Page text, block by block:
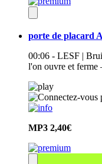
porte de placard
00:06 - LESF |
l'on ouvre et ferme
MP3 2,40€